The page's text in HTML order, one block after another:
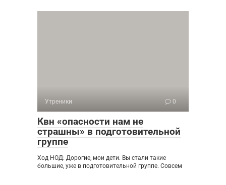
Утреники 0
Квн «опасности нам не
страшны» в подготовительной
группе
Ход НОД: Дорогие, мои дети. Вы стали такие
большие, уже в подготовительной группе. Совсем